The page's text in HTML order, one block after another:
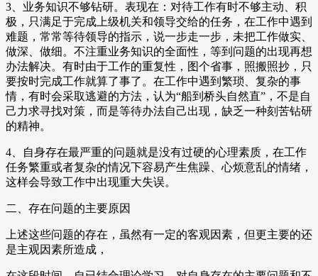
3、业务知识不够钻研。表现在：对待工作有时不够主动、积
极，只满足于完成上级机关和领导交给的任务，在工作中遇到
难题，常常等待领导的指示，说一步走一步，未把工作做实、
做深、做细。不注重业务知识的全面性，等到问题的出现再想
办法解决。有时由于工作的重复性，图个省事，照搬照抄，只
要按时完成工作就算了事了。在工作中遇到繁琐、复杂的事
情，有时会采取逃避的方法，认为“船到桥头自然直”，不是自
己力求寻找对策，而是等待办法自己出现，缺乏一种刻苦钻研
的精神。
4、自身存在最严重的问题就是没有过硬的心理素质，在工作
任务繁重或者复杂的情况下容易产生焦躁、心烦意乱的情绪，
这样会导致工作中出现重大失误。
二、存在问题的主要原因
上述这些问题的存在，虽然有一定的客观因素，但更主要的还
是主观因素所造成，